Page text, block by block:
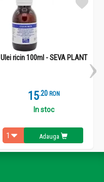
Ulei ricin 100ml - SEVA PLANT
15.2 RON
In stoc
Adauga